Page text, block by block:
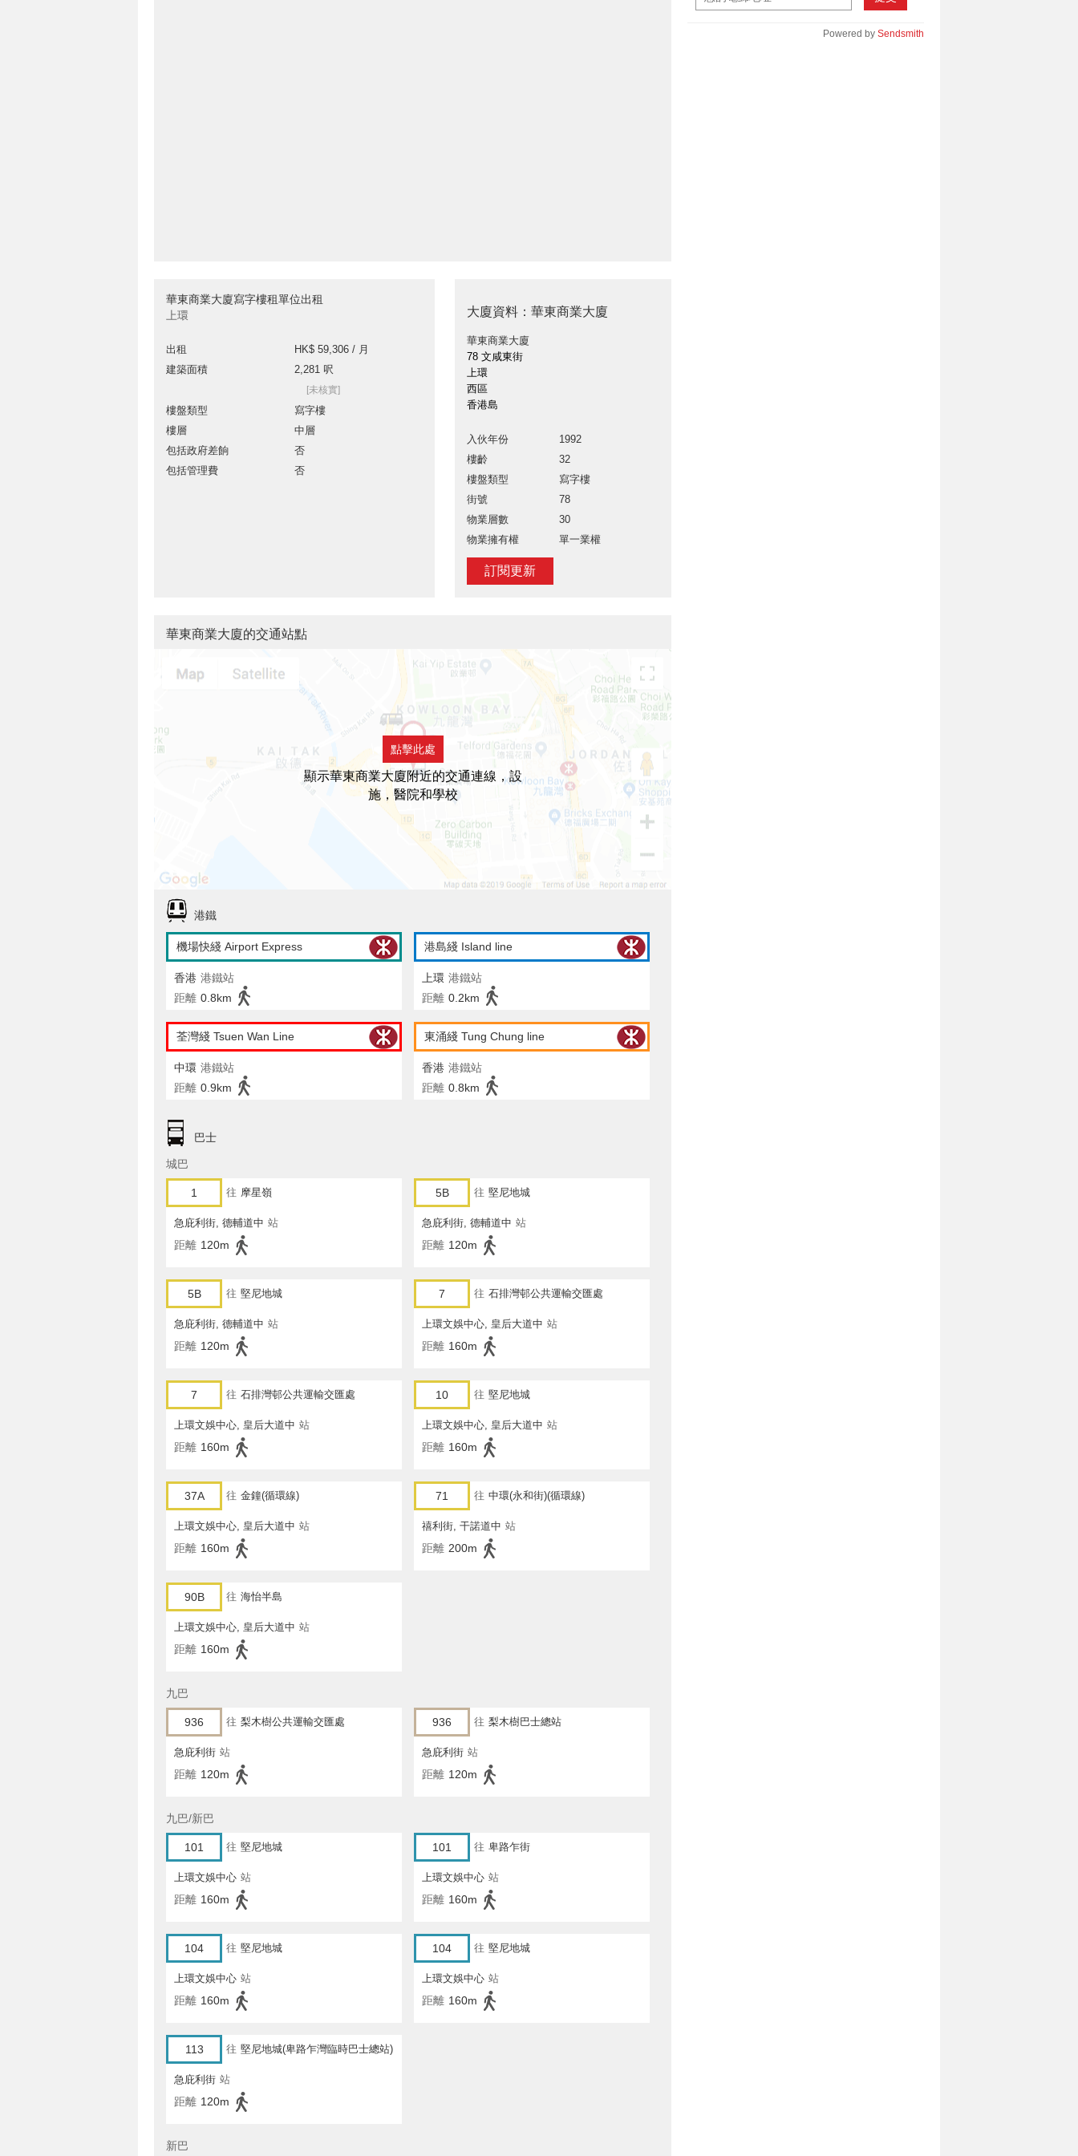
華東商業大廈寫字樓租單位出租
上環
出租
HK$ 59,306 / 月
建築面積
2,281 呎
[未核實]
樓盤類型
寫字樓
樓層
中層
包括政府差餉
否
包括管理費
否
大廈資料：華東商業大廈
華東商業大廈
78 文咸東街
上環
西區
香港島
入伙年份
1992
樓齡
32
樓盤類型
寫字樓
街號
78
物業層數
30
物業擁有權
單一業權
訂閱更新
Powered by Sendsmith
華東商業大廈的交通站點
點擊此處
顯示華東商業大廈附近的交通連線，設
施，醫院和學校
港鐵
機場快綫 Airport Express
香港 港鐵站
距離 0.8km
港島綫 Island line
上環 港鐵站
距離 0.2km
荃灣綫 Tsuen Wan Line
中環 港鐵站
距離 0.9km
東涌綫 Tung Chung line
香港 港鐵站
距離 0.8km
巴士
城巴
1 往 摩星嶺
急庇利街, 德輔道中 站
距離 120m
5B 往 堅尼地城
急庇利街, 德輔道中 站
距離 120m
5B 往 堅尼地城
急庇利街, 德輔道中 站
距離 120m
7 往 石排灣邨公共運輸交匯處
上環文娛中心, 皇后大道中 站
距離 160m
7 往 石排灣邨公共運輸交匯處
上環文娛中心, 皇后大道中 站
距離 160m
10 往 堅尼地城
上環文娛中心, 皇后大道中 站
距離 160m
37A 往 金鐘(循環線)
上環文娛中心, 皇后大道中 站
距離 160m
71 往 中環(永和街)(循環線)
禧利街, 干諾道中 站
距離 200m
90B 往 海怡半島
上環文娛中心, 皇后大道中 站
距離 160m
九巴
936 往 梨木樹公共運輸交匯處
急庇利街 站
距離 120m
936 往 梨木樹巴士總站
急庇利街 站
距離 120m
九巴/新巴
101 往 堅尼地城
上環文娛中心 站
距離 160m
101 往 卑路乍街
上環文娛中心 站
距離 160m
104 往 堅尼地城
上環文娛中心 站
距離 160m
104 往 堅尼地城
上環文娛中心 站
距離 160m
113 往 堅尼地城(卑路乍灣臨時巴士總站)
急庇利街 站
距離 120m
新巴